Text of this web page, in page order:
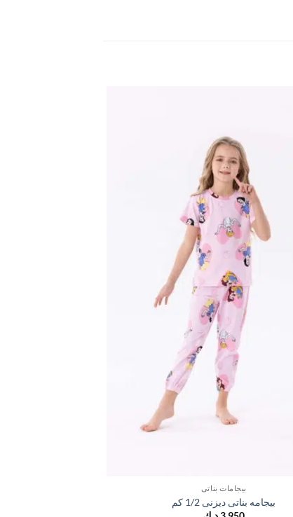
بيجامات بناتي
بيجامه بناتى ديزنى 1/2 كم